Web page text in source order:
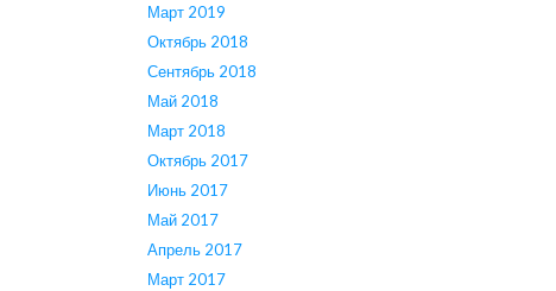
Март 2019
Октябрь 2018
Сентябрь 2018
Май 2018
Март 2018
Октябрь 2017
Июнь 2017
Май 2017
Апрель 2017
Март 2017